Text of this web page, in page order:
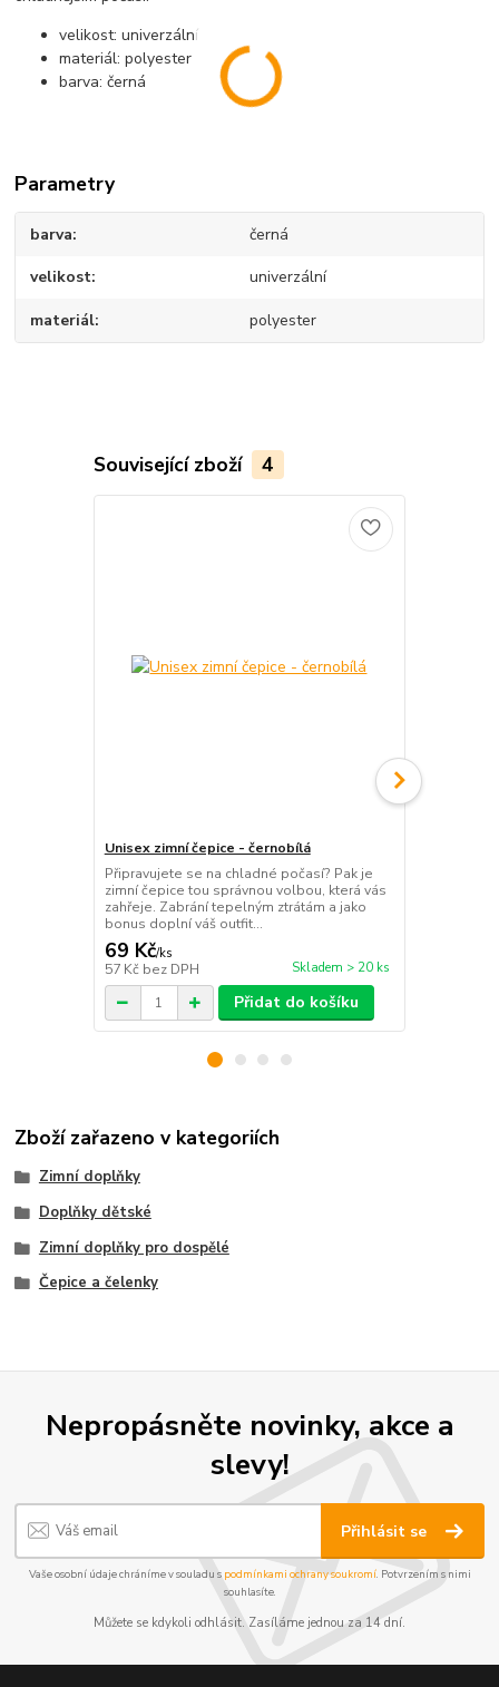
velikost: univerzální
materiál: polyester
barva: černá
Parametry
barva černá
velikost univerzální
materiál polyester
Související zboží 4
Unisex zimní čepice - černobílá
Připravujete se na chladné počasí? Pak je
zimní čepice tou správnou volbou, která vás
zahřeje. Zabrání tepelným ztrátám a jako
bonus doplní váš outfit...
69 Kč/ks
57 Kč bez DPH Skladem > 20 ks
Přidat do košíku
Zboží zařazeno v kategoriích
Zimní doplňky
Doplňky dětské
Zimní doplňky pro dospělé
Čepice a čelenky
Nepropásněte novinky, akce a
slevy!
Přihlásit se
Vaše osobní údaje chráníme v souladu s podmínkami ochrany soukromí. Potvrzením s nimi
souhlasíte.
Můžete se kdykoli odhlásit. Zasíláme jednou za 14 dní.